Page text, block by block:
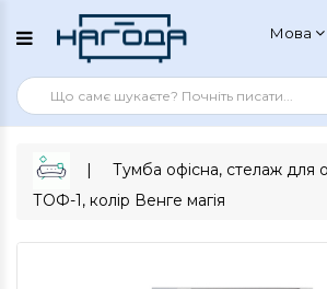
Мова
Тумба офісна, стелаж для
ТОФ-1, колір Венге магія